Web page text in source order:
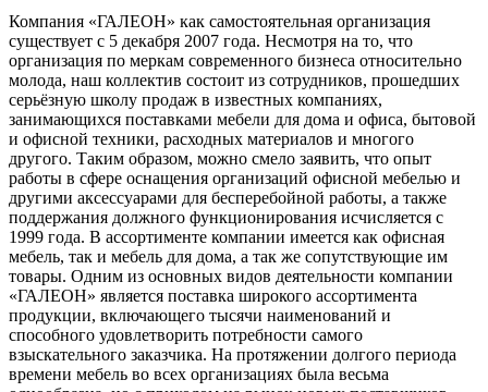
Компания «ГАЛЕОН» как самостоятельная организация
существует с 5 декабря 2007 года. Несмотря на то, что
организация по меркам современного бизнеса относительно
молода, наш коллектив состоит из сотрудников, прошедших
серьёзную школу продаж в известных компаниях,
занимающихся поставками мебели для дома и офиса, бытовой
и офисной техники, расходных материалов и многого
другого. Таким образом, можно смело заявить, что опыт
работы в сфере оснащения организаций офисной мебелью и
другими аксессуарами для бесперебойной работы, а также
поддержания должного функционирования исчисляется с
1999 года. В ассортименте компании имеется как офисная
мебель, так и мебель для дома, а так же сопутствующие им
товары. Одним из основных видов деятельности компании
«ГАЛЕОН» является поставка широкого ассортимента
продукции, включающего тысячи наименований и
способного удовлетворить потребности самого
взыскательного заказчика. На протяжении долгого периода
времени мебель во всех организациях была весьма